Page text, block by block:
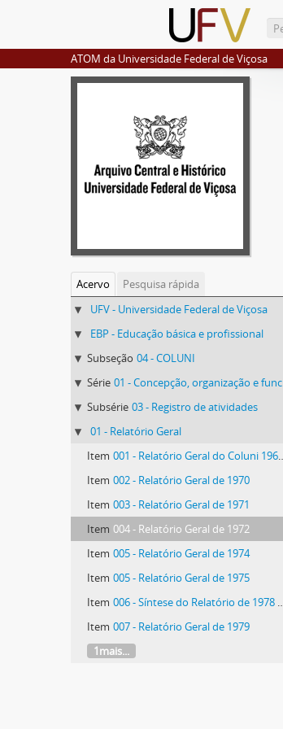
ATOM da Universidade Federal de Viçosa
Acervo
Pesquisa rápida
UFV - Universidade Federal de Viçosa
EBP - Educação básica e profissional
Subseção 04 - COLUNI
Série 01 - Concepção, organização e funcionamento
Subsérie 03 - Registro de atividades
01 - Relatório Geral
Item 001 - Relatório Geral do Coluni 1966 à 1969
Item 002 - Relatório Geral de 1970
Item 003 - Relatório Geral de 1971
Item 004 - Relatório Geral de 1972
Item 005 - Relatório Geral de 1974
Item 005 - Relatório Geral de 1975
Item 006 - Síntese do Relatório de 1978 à 1982
Item 007 - Relatório Geral de 1979
1mais...